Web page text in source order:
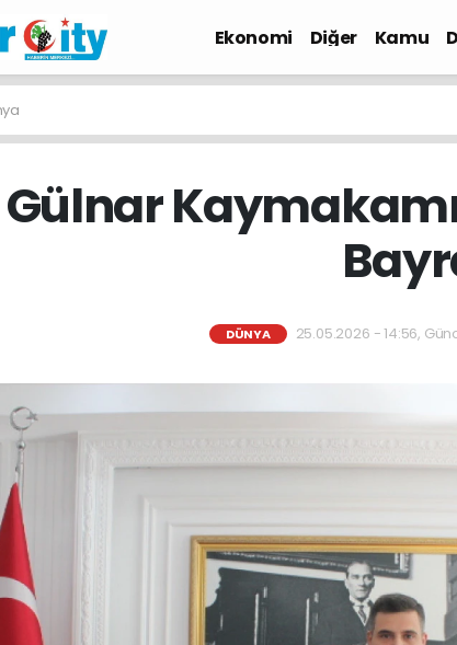
Ekonomi Diğer Kamu
Gülnar
DÜNYA 25.05.2026 - 14:56,